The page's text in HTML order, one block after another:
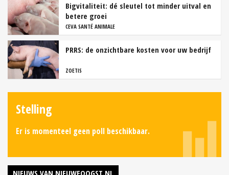
Bigvitaliteit: dé sleutel tot minder uitval en
betere groei
CEVA SANTÉ ANIMALE
PRRS: de onzichtbare kosten voor uw bedrijf
ZOETIS
Stelling
Er is momenteel geen poll beschikbaar.